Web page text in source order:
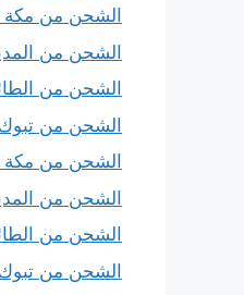
الشحن من مكة
الشحن من
الشحن من
الشحن من تبوك
الشحن من مكة
الشحن من
الشحن من
الشحن من